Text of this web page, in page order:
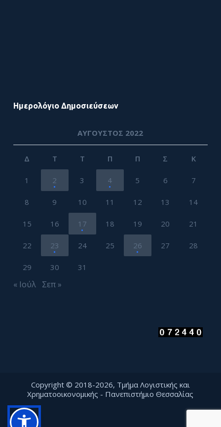
Ημερολόγιο Δημοσιεύσεων
ΑΎΓΟΥΣΤΟΣ 2022
Δ Τ Τ Π Π Σ Κ
1 2 3 4 5 6 7
8 9 10 11 12 13 14
15 16 17 18 19 20 21
22 23 24 25 26 27 28
29 30 31
« Ιούλ Σεπ »
Copyright © 2018-2026, Τμήμα Λογιστικής και
Χρηματοοικονομικής - Πανεπιστήμιο Θεσσαλίας